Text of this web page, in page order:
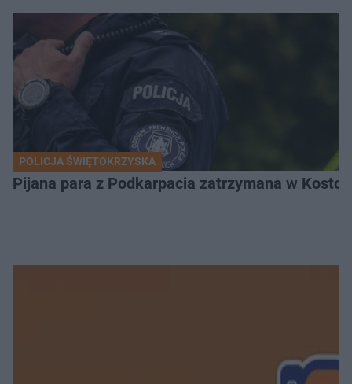
POLICJA ŚWIĘTOKRZYSKA
Pijana para z Podkarpacia zatrzymana w